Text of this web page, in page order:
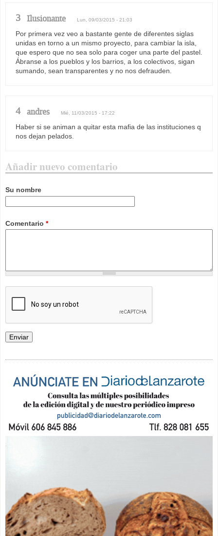
3 Ilusionante Lun, 09/03/2015 - 21:03
Por primera vez veo a bastante gente de diferentes siglas
unidas en torno a un mismo proyecto, para cambiar la isla,
que espero que no sea solo para coger una parte del pastel.
Ábranse a los pueblos y los barrios, a los colectivos, sigan
sumando, sean transparentes y no nos defrauden.
4 andres Mié, 11/03/2015 - 17:22
Haber si se animan a quitar esta mafia de las instituciones q
nos dejan pelados.
Añadir nuevo comentario
Su nombre
Comentario *